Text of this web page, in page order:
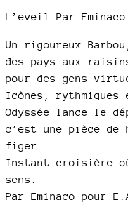
L’eveil Par
Un rigoureux Barbou,
des pays aux
pour des gens
Icônes, rythmiques
Odyssée lance le
c’est une pièce de
figer.
Instant croisière
sens.
Par Eminaco pour